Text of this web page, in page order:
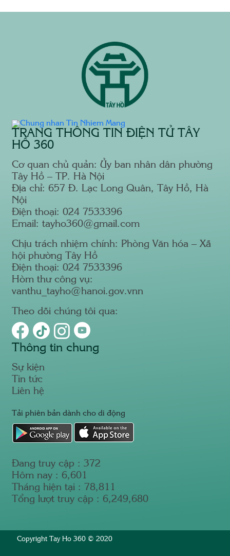
TRANG THÔNG TIN ĐIỆN TỬ TÂY
HỒ 360
Cơ quan chủ quản: Ủy ban nhân dân phường
Tây Hồ – TP. Hà Nội
Địa chỉ: 657 Đ. Lạc Long Quân, Tây Hồ, Hà
Nội
Điện thoại: 024 7533396
Email: tayho360@gmail.com
Chịu trách nhiệm chính: Phòng Văn hóa – Xã
hội phường Tây Hồ
Điện thoại: 024 7533396
Hòm thư công vụ:
vanthu_tayho@hanoi.gov.vnn
Theo dõi chúng tôi qua:
Thông tin chung
Sự kiện
Tin tức
Liên hệ
Tải phiên bản dành cho di động
Đang truy cập :372
Hôm nay : 6,601
Tháng hiện tại : 78,811
Tổng lượt truy cập : 6,249,680
Copyright Tay Ho 360 © 2020